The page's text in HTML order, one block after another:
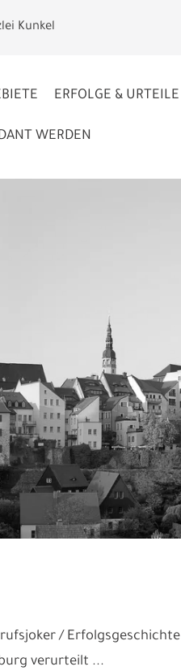
Kunkel
ERFOLGE & URTEILE
WERDEN
Erfolgsgeschichte
verurteilt ...